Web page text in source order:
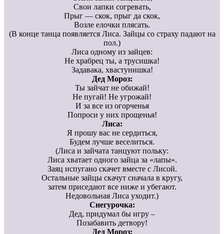
Свои лапки согревать,
Прыг — скок, прыг да скок,
Возле елочки плясать.
(В конце танца появляется Лиса. Зайцы со страху падают на
пол.)
Лиса одному из зайцев:
Не храбрец ты, а трусишка!
Задавака, хвастунишка!
Дед Мороз:
Ты зайчат не обижай!
Не пугай! Не угрожай!
И за все из огорченья
Попроси у них прощенья!
Лиса:
Я прошу вас не сердиться,
Будем лучше веселиться.
(Лиса и зайчата танцуют польку:
Лиса хватает одного зайца за «лапы».
Заяц испугано скачет вместе с Лисой.
Остальные зайцы скачут сначала в кругу,
затем приседают все ниже и убегают.
Недовольная Лиса уходит.)
Снегурочка:
Дед, придумал бы игру –
Позабавить детвору!
Дед Мороз: